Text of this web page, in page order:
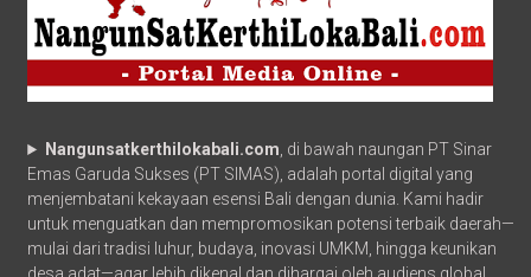
Nangunsatkerthilokabali.com , di bawah naungan PT Sinar
Emas Garuda Sukses (PT SIMAS), adalah portal digital yang
menjembatani kekayaan esensi Bali dengan dunia. Kami hadir
untuk menguatkan dan mempromosikan potensi terbaik daerah—
mulai dari tradisi luhur, budaya, inovasi UMKM, hingga keunikan